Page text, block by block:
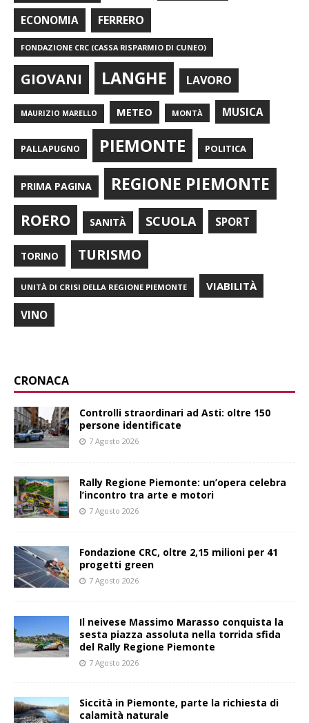
ECONOMIA FERRERO
FONDAZIONE CRC (CASSA RISPARMIO DI CUNEO)
GIOVANI LANGHE LAVORO
MAURIZIO MARELLO METEO MONTÀ MUSICA
PALLAPUGNO PIEMONTE POLITICA
PRIMA PAGINA REGIONE PIEMONTE
ROERO SANITÀ SCUOLA SPORT
TORINO TURISMO
UNITÀ DI CRISI DELLA REGIONE PIEMONTE VIABILITÀ
VINO
CRONACA
Controlli straordinari ad Asti: oltre 150
persone identificate
7 Agosto 2026
Rally Regione Piemonte: un’opera celebra
l’incontro tra arte e motori
7 Agosto 2026
Fondazione CRC, oltre 2,15 milioni per 41
progetti green
7 Agosto 2026
Il neivese Massimo Marasso conquista la
sesta piazza assoluta nella torrida sfida
del Rally Regione Piemonte
7 Agosto 2026
Siccità in Piemonte, parte la richiesta di
calamità naturale